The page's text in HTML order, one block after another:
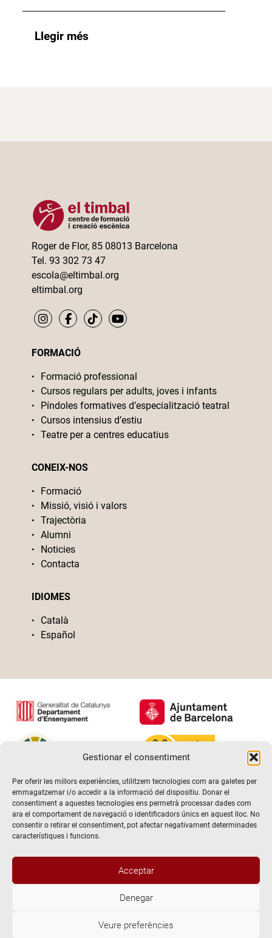
Gestionar el consentiment
Per oferir les millors experiències, utilitzem tecnologies com ara galetes per
emmagatzemar i/o accedir a la informació del dispositiu. Donar el
consentiment a aquestes tecnologies ens permetrà processar dades com
ara el comportament de navegació o identificadors únics en aquest lloc. No
consentir o retirar el consentiment, pot afectar negativament determinades
característiques i funcions.
Acceptar
Denegar
Veure preferències
Llegir més
Roger de Flor, 85 08013 Barcelona
Tel. 93 302 73 47
escola@eltimbal.org
eltimbal.org
FORMACIÓ
Formació professional
Cursos regulars per adults, joves i infants
Píndoles formatives d’especialització teatral
Cursos intensius d’estiu
Teatre per a centres educatius
CONEIX-NOS
Formació
Missió, visió i valors
Trajectòria
Alumni
Noticies
Contacta
IDIOMES
Català
Español
@2026 Escola de teatre El Timbal. Tots els drets reservats
Avís Legal